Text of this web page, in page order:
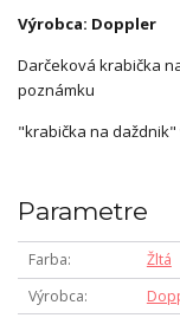
Výrobca: Doppler
Darčeková krabička
poznámku
"krabička na
Parametre
Farba
Žltá
Výrobca